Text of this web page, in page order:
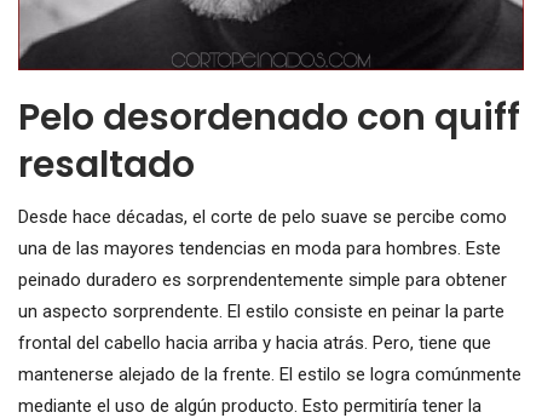
Pelo desordenado con quiff
resaltado
Desde hace décadas, el corte de pelo suave se percibe como
una de las mayores tendencias en moda para hombres. Este
peinado duradero es sorprendentemente simple para obtener
un aspecto sorprendente. El estilo consiste en peinar la parte
frontal del cabello hacia arriba y hacia atrás. Pero, tiene que
mantenerse alejado de la frente. El estilo se logra comúnmente
mediante el uso de algún producto. Esto permitiría tener la